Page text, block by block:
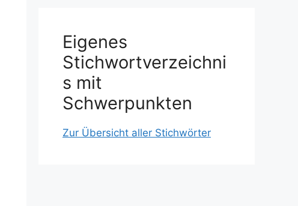
Eigenes
Stichwortverzeichni
s mit
Schwerpunkten
Zur Übersicht aller Stichwörter